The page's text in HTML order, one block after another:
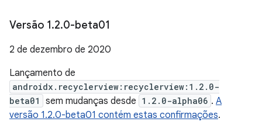
Versão 1.2.0-beta01
2 de dezembro de 2020
Lançamento de
androidx.recyclerview:recyclerview:1.2.0-
beta01
sem mudanças desde 1.2.0-alpha06 . A
versão 1.2.0-beta01 contém estas confirmações.